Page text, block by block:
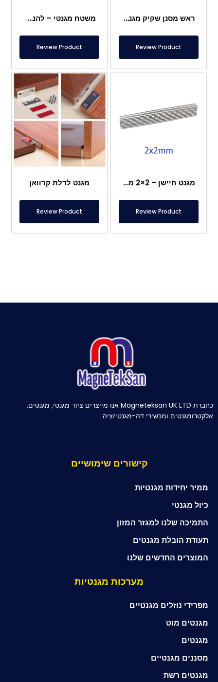
ראש מסנן שקיק מגנטי
Review Product
משטח מגנטי – להנחה מתחת לרגליים – בטוח למזון
Review Product
מגנט חיישן – 2×2 מ"מ
Review Product
מגנט לדלת קרוואן
Review Product
כחברת Magneteksan UK LTD אנו מייצרים ציוד מגנטי, מגנטים,
אלקטרומגנטים ומכשירי דה-מגנטיזציה.
קישורים שימושיים
ממיר יחידות מגנטיות
כיול מגנטי
התמיכה שלנו למגזר המזון
תעודת הובלת מגנטים
המוצרים החדשים שלנו
מערכות מגנטיות
מפרידי נוזלים מגנטיים
מגנטים מוט
מגנטים
מסננים מגנטיים
מגנטים רשת